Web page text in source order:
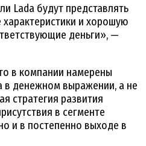
Lada будут представлять
и хорошую
деньги», —
в компании намерены
в денежном выражении, а не
стратегия развития
в сегменте
и в постепенно выходе в